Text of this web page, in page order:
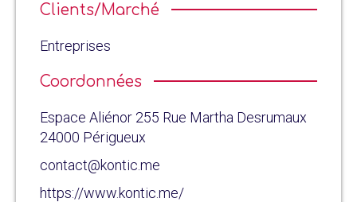
Clients/Marché
Entreprises
Coordonnées
Espace Aliénor 255 Rue Martha Desrumaux
24000 Périgueux
contact@kontic.me
https://www.kontic.me/